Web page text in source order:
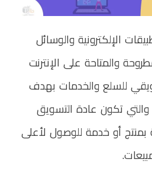
الإلكترونية والوسائل
والمتاحة على الإنترنت
للسلع والخدمات بهدف
تكون عادة التسويق
بمنتج أو خدمة للوصول لأعلى